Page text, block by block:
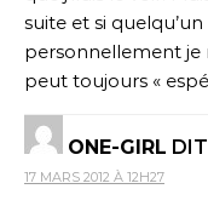
suite et si
personnellement je
peut toujours «
ONE-GIRL
17 MARS 2012 À 12H27